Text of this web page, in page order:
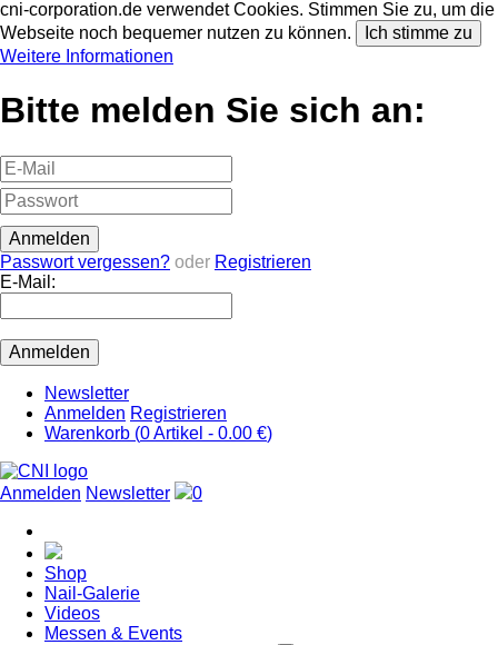
cni-corporation.de verwendet Cookies. Stimmen Sie zu, um die
Webseite noch bequemer nutzen zu können.
Ich stimme zu
Weitere Informationen
Bitte melden Sie sich an:
Passwort vergessen? oder Registrieren
E-Mail:
Newsletter
Anmelden Registrieren
Warenkorb (0Artikel - 0.00 €)
Anmelden Newsletter 0
Shop
Nail-Galerie
Videos
Messen & Events